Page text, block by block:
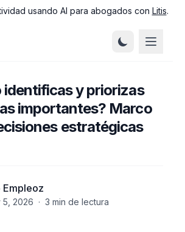
usando AI para abogados con Litis.
identificas y priorizas
importantes? Marco
estratégicas
Empleoz
5, 2026 · 3 min de lectura